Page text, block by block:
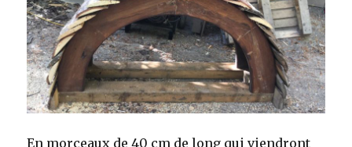
En morceaux de 40 cm de long qui viendront